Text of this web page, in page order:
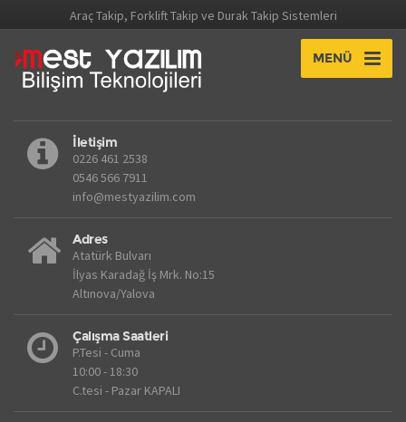
Araç Takip, Forklift Takip ve Durak Takip Sistemleri
MENÜ
İletişim
0226 461 2538
0546 566 7911
info@mestyazilim.com
Adres
Atatürk Bulvarı
İlyas Karadağ İş Mrk. No:15
Altınova/Yalova
Çalışma Saatleri
P.Tesi - Cuma
10:00 - 18:30
C.tesi - Pazar KAPALI